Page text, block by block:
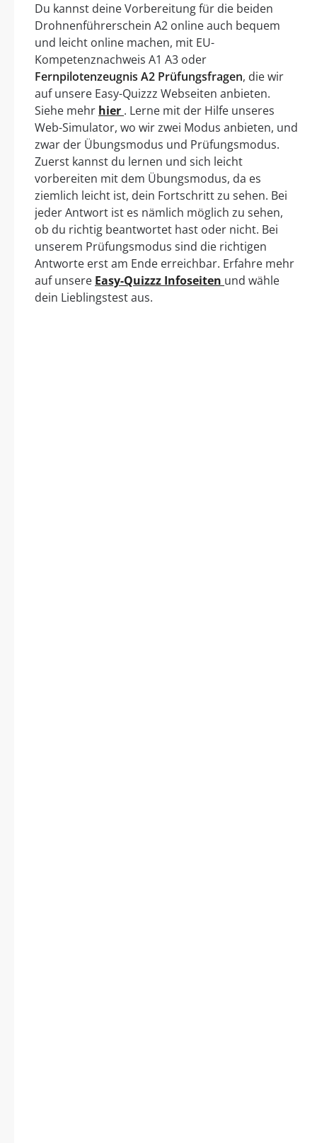
Du kannst deine Vorbereitung für die beiden
Drohnenführerschein A2 online auch bequem
und leicht online machen, mit EU-
Kompetenznachweis A1 A3 oder
Fernpilotenzeugnis A2 Prüfungsfragen, die wir
auf unsere Easy-Quizzz Webseiten anbieten.
Siehe mehr hier . Lerne mit der Hilfe unseres
Web-Simulator, wo wir zwei Modus anbieten, und
zwar der Übungsmodus und Prüfungsmodus.
Zuerst kannst du lernen und sich leicht
vorbereiten mit dem Übungsmodus, da es
ziemlich leicht ist, dein Fortschritt zu sehen. Bei
jeder Antwort ist es nämlich möglich zu sehen,
ob du richtig beantwortet hast oder nicht. Bei
unserem Prüfungsmodus sind die richtigen
Antworte erst am Ende erreichbar. Erfahre mehr
auf unsere Easy-Quizzz Infoseiten und wähle
dein Lieblingstest aus.